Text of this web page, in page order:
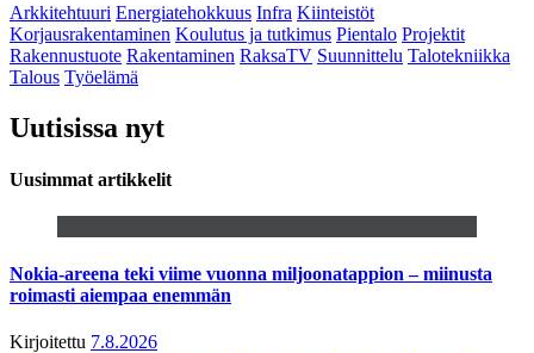
Arkkitehtuuri Energiatehokkuus Infra Kiinteistöt
Korjausrakentaminen Koulutus ja tutkimus Pientalo Projektit
Rakennustuote Rakentaminen RaksaTV Suunnittelu Talotekniikka
Talous Työelämä
Uutisissa nyt
Uusimmat artikkelit
Nokia-areena teki viime vuonna miljoonatappion – miinusta
roimasti aiempaa enemmän
Kirjoitettu 7.8.2026